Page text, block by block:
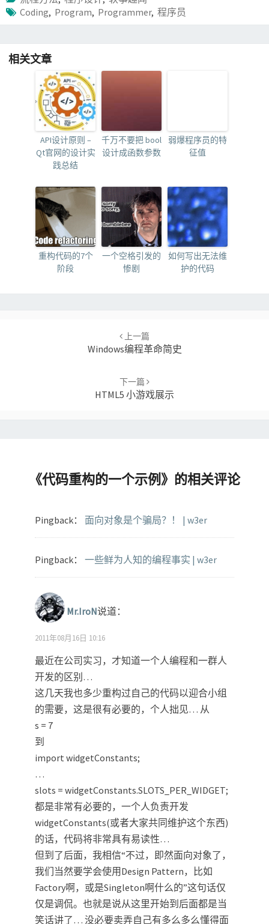
Coding, Program, Programmer, 程序员
相关文章
API设计原则 –
Qt官网的设计实
践总结
千万不要把 bool
设计成函数参数
弱爆程序员的特
征值
重构代码的7个
阶段
一个空格引发的
惨剧
如何写出无法维
护的代码
上一篇
Windows编程革命简史
下一篇
HTML5 小游戏展示
《代码重构的一个示例》的相关评论
Pingback： 面向对象是个骗局？！ | w3er
Pingback： 一些鲜为人知的编程事实 | w3er
Mr.IroN说道：
2011年08月16日 10:16
最近在公司实习，才知道一个人编程和一群人
开发的区别…
这几天我也多少重构过自己的代码以迎合小组
的需要，这是很有必要的，个人拙见… 从
s = 7
到
import widgetConstants;
…
slots = widgetConstants.SLOTS_PER_WIDGET;
都是非常有必要的，一个人负责开发
widgetConstants(或者大家共同维护这个东西)
的话，代码将非常具有易读性…
但到了后面，我相信“不过，即然面向对象了，
我们当然要学会使用Design Pattern，比如
Factory啊，或是Singleton啊什么的”这句话仅
仅是调侃。也就是说从这里开始到后面都是当
笑话讲了… 没必要卖弄自己有多么多么懂得面